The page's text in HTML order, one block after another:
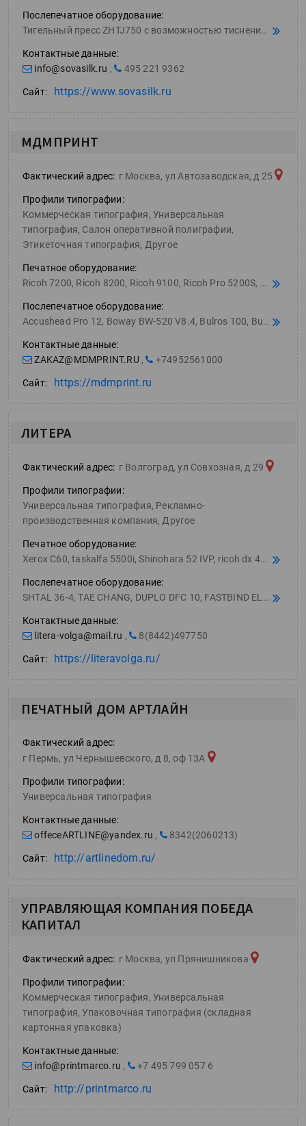
Послепечатное оборудование:
Тигельный пресс ZHTJ750 с возможностью тиснения; •Пресс для тиснения TIC800; •Ламинатор KDFM650; •Плоттер режущий Graphtec CE3000-60; •Плоттер режущий Silhouette Cameo 2
Контактные данные:
info@sovasilk.ru , 495 221 9362
Сайт: https://www.sovasilk.ru
МДМПРИНТ
Фактический адрес: г Москва, ул Автозаводская, д 25
Профили типографии:
Коммерческая типография, Универсальная
типография, Салон оперативной полиграфии,
Этикеточная типография, Другое
Печатное оборудование:
Ricoh 7200, Ricoh 8200, Ricoh 9100, Ricoh Pro 5200S, Ricoh Pro 8200s, Ricoh Pro C5200s, Ricoh Pro L4160, Ricoh Ri 6000, Ricoh SP 8400dn, MIMAKI UJF-3042FX, Konica Minolta bizhub PRESS 6000, Konica Minolta bizhub PRESS C1060, Konica Minolta bizhub PRESS C1085, Konica Minolta bizhub PRESS C3070, Konica Minolta MGI JETVARNISH 3D, Konika Minolta bh C554e, Konika Minolta C 2070 Pro, HP dezignjet T1300, HP dezignjet T2300, HP latex 1500, HP Latex 315, HP PageWide XL 4000, HP T2300, Epson L120, Epson L1800, Epson L805, EPSON Stylus Pro 9890, OKI ColorPainter M-64s
Послепечатное оборудование:
Accushead Pro 12, Boway BW-520 V8.4, Bulros 100, Bulros 500C, Bulros DC 900C, Bulros T-200Y, Bulros T-40, Bulros TS-12, CAS CNT-300, CM-40, COM JE-240, Cyklos GPM 315, Cyklos UCR 9, DIXEN SENKO 20, Dumor LPSC33, Duplo 5000, Duplo DBM-150, Duplo DSF 2200, FGK PDA3-330 X, FM5540, FOLIANT GEMENI C400A, GCC LaserPro Mercury, GMP Excelam 655Q, GMP SURELAM II 380R, Graphtec CE6000-40 Plus, Graphtec CE6000-60, HORIZON BQ-270, Horizon CRF-362, INSTA HTP 228, JOINER JYJ -5,5-2, KeenCut Evolution E2, KW TRIO 13022, KW TRIO 13027 / 3027, KW TRIO 3016, KW TRIO 3022, KW TRIO 3027, Kyocera 5500i, LBC ЛБ-700, LBC ЛП-700, LBC ЛПА-420, LBC ЛР-1030, LBC ЛС-700, Manual creasing machine c-46M2, Maykers X 300, Mefu MF1700-A1, MIMAKI CG-160FX, MITRE GUILLOTINE SMM, Mitre-Mite A2M-200, MORGANA DIGIFOLD PRO, MORGANA Docucrease 35, Morgana Feeder 8000, Multigraf Fojd Master 235.122, Oce Estefold 2300, Oce Estefold 4210, Opus MB 300, Plockmatic Pro30, POLAR 80ECO, POLAR 92Х, RAPID TWIN 106 ELECTRIC, Rayson HP-8808, RENZ Combi Comfortplus, RENZ COMBI E, Renz Combi S, RENZ Eco S 360, RENZ ERW, RENZ SRW 360, Roby Junior F-25N, RP-750, RYOBI 524HX, SCHULZE PRETREATmaker IV, SEIKO LP-1030, SFML-520, SGIA 3D heat press, SQJ50, Starbind star 300, Starbind star 350, STEIGER D-50M, STEIGER R-150, SX-01, TIC-800TM, 2ПК-350, ТУФ-500, Уникруг 45Toprintt WJ-PS 4060, UCHIDA AeroCut, UCHIDA VS-25, Warrior AD-1 21144, WJ-UV-470, Wohlenberg Cut-tec 76K, 2ПК-350, ТУФ-500, Уникруг 45
Контактные данные:
ZAKAZ@MDMPRINT.RU , +74952561000
Сайт: https://mdmprint.ru
ЛИТЕРА
Фактический адрес: г Волгоград, ул Совхозная, д 29
Профили типографии:
Универсальная типография, Рекламно-
производственная компания, Другое
Печатное оборудование:
Xerox C60, taskalfa 5500i, Shinohara 52 IVP, ricoh dx 4542, ricoh dx 4542 dd 4450, ROLAND VS-640, canon ipf770, MIMAKI SWJ-320 S4
Послепечатное оборудование:
SHTAL 36-4, TAE CHANG, DUPLO DFC 10, FASTBIND ELLITE, PEACH 3500, Bulros LM8-330, magraf ko-50x70, sabtec cr-370, GMP EXCELAM-355 Q, contagor 470, rapid 106
Контактные данные:
litera-volga@mail.ru , 8(8442)497750
Сайт: https://literavolga.ru/
ПЕЧАТНЫЙ ДОМ АРТЛАЙН
Фактический адрес:
г Пермь, ул Чернышевского, д 8, оф 13А
Профили типографии:
Универсальная типография
Контактные данные:
offeceARTLINE@yandex.ru , 8342(2060213)
Сайт: http://artlinedom.ru/
УПРАВЛЯЮЩАЯ КОМПАНИЯ ПОБЕДА
КАПИТАЛ
Фактический адрес: г Москва, ул Прянишникова
Профили типографии:
Коммерческая типография, Универсальная
типография, Упаковочная типография (складная
картонная упаковка)
Контактные данные:
info@printmarco.ru , +7 495 799 057 6
Сайт: http://printmarco.ru